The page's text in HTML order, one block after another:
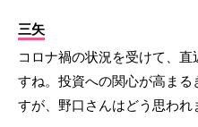
三矢
コロナ禍の状況を受けて、
すね。投資への関心が高まる
すが、野口さんはどう思われ